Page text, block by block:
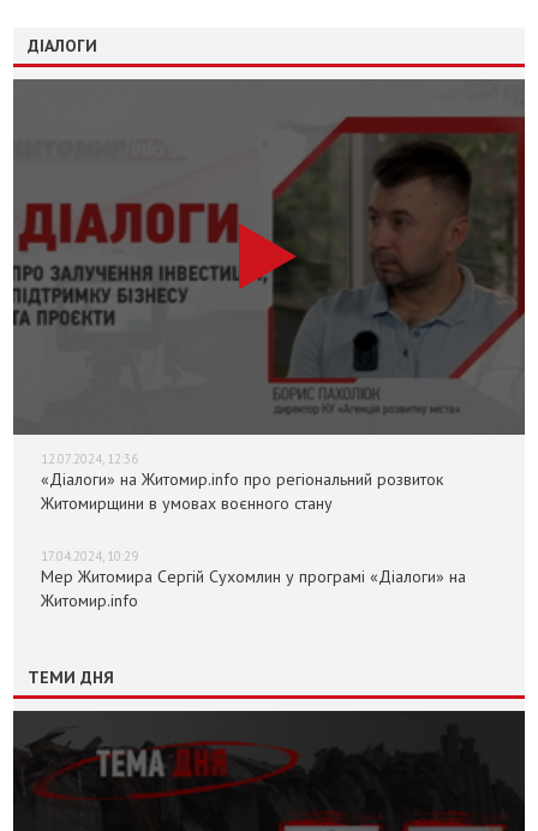
ДІАЛОГИ
12.07.2024, 12:36
«Діалоги» на Житомир.info про регіональний розвиток
Житомирщини в умовах воєнного стану
17.04.2024, 10:29
Мер Житомира Сергій Сухомлин у програмі «Діалоги» на
Житомир.info
ТЕМИ ДНЯ